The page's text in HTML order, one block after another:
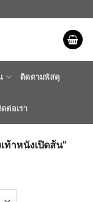
ติดตามพัสดุ
ต่อเรา
ท้าหนังเปิดส้น”